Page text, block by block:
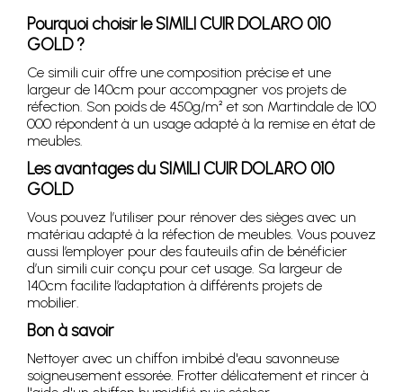
Pourquoi choisir leSIMILI CUIR DOLARO 010
GOLD?
Ce simili cuir offre une composition précise et une
largeur de 140cm pour accompagner vos projets de
réfection. Son poids de 450g/m² et son Martindale de 100
000 répondent à un usage adapté à la remise en état de
meubles.
Les avantages du SIMILI CUIR DOLARO 010
GOLD
Vous pouvez l’utiliser pour rénover des sièges avec un
matériau adapté à la réfection de meubles. Vous pouvez
aussi l’employer pour des fauteuils afin de bénéficier
d’un simili cuir conçu pour cet usage. Sa largeur de
140cm facilite l’adaptation à différents projets de
mobilier.
Bon à savoir
Nettoyer avec un chiffon imbibé d'eau savonneuse
soigneusement essorée. Frotter délicatement et rincer à